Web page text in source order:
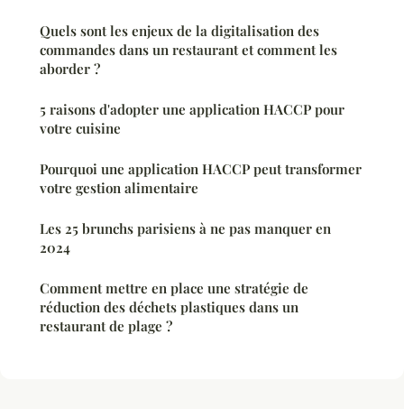
Quels sont les enjeux de la digitalisation des
commandes dans un restaurant et comment les
aborder ?
5 raisons d'adopter une application HACCP pour
votre cuisine
Pourquoi une application HACCP peut transformer
votre gestion alimentaire
Les 25 brunchs parisiens à ne pas manquer en
2024
Comment mettre en place une stratégie de
réduction des déchets plastiques dans un
restaurant de plage ?